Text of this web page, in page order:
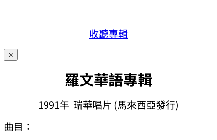
收聽專輯
×
羅文華語專輯
1991年 瑞華唱片 (馬來西亞發行)
曲目：